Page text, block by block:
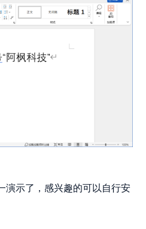
演示了，感兴趣的可以自行安